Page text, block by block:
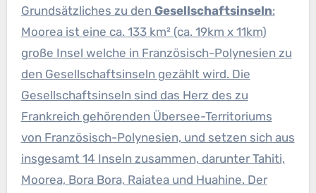
Grundsätzliches zu den Gesellschaftsinseln:
Moorea ist eine ca. 133 km² (ca. 19km x 11km)
große Insel welche in Französisch-Polynesien zu
den Gesellschaftsinseln gezählt wird. Die
Gesellschaftsinseln sind das Herz des zu
Frankreich gehörenden Übersee-Territoriums
von Französisch-Polynesien, und setzen sich aus
insgesamt 14 Inseln zusammen, darunter Tahiti,
Moorea, Bora Bora, Raiatea und Huahine. Der